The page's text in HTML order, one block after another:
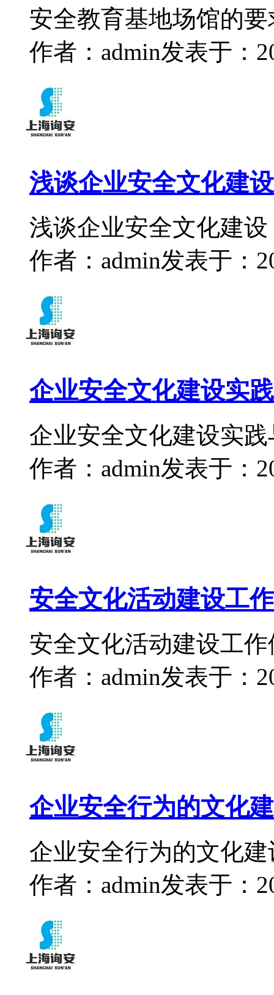
安全教育基地场馆的要
作者：admin发表于：
浅谈企业安全文化建设
浅谈企业安全文化建设
作者：admin发表于：
企业安全文化建设实
企业安全文化建设实
作者：admin发表于：
安全文化活动建设工
安全文化活动建设工作
作者：admin发表于：
企业安全行为的文化
企业安全行为的文化建
作者：admin发表于：